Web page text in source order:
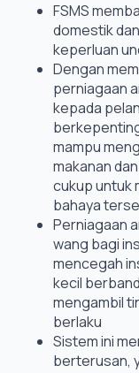
FSMS
domestik
keperluan
Dengan
perniagaan
kepada
mampu
makanan
cukup untuk
bahaya
Perniagaan
wang bagi
mencegah
kecil
mengambil
berlaku
Sistem ini
berterusan,